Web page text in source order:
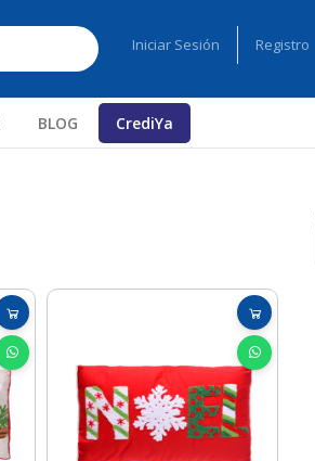
Iniciar Sesión Registro
BLOG CrediYa